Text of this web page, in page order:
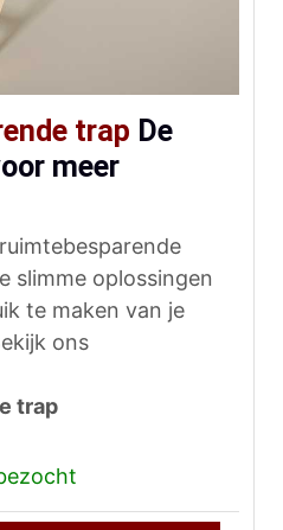
trap De
meer
slimme oplossingen
te maken van je
ons
trap